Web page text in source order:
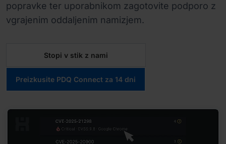
popravke ter uporabnikom zagotovite podporo z
vgrajenim oddaljenim namizjem.
Stopi v stik z nami
Preizkusite PDQ Connect za 14 dni